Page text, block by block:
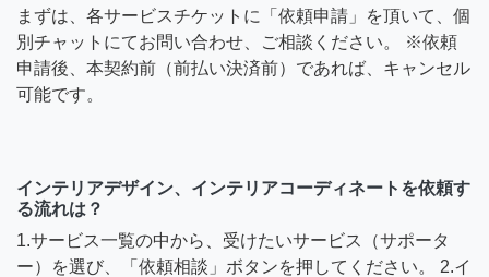
まずは、各サービスチケットに「依頼申請」を頂いて、個
別チャットにてお問い合わせ、ご相談ください。 ※依頼
申請後、本契約前（前払い決済前）であれば、キャンセル
可能です。
インテリアデザイン、インテリアコーディネートを依頼す
る流れは？
1.サービス一覧の中から、受けたいサービス（サポータ
ー）を選び、「依頼相談」ボタンを押してください。 2.イ